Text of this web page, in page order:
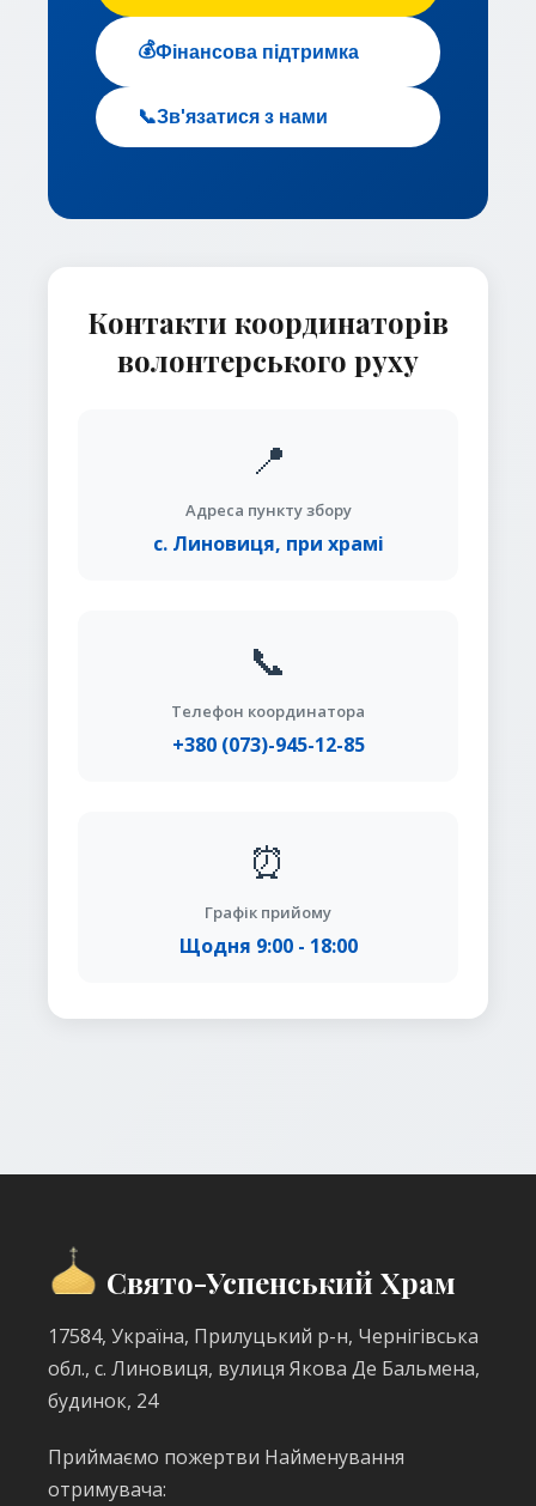
💰Фінансова підтримка
📞Зв'язатися з нами
Контакти координаторів
волонтерського руху
📍
Адреса пункту збору
с. Линовиця, при храмі
📞
Телефон координатора
+380 (073)-945-12-85
⏰
Графік прийому
Щодня 9:00 - 18:00
Свято-Успенський Храм
17584, Україна, Прилуцький р-н, Чернігівська
обл., с. Линовиця, вулиця Якова Де Бальмена,
будинок, 24
Приймаємо пожертви Найменування
отримувача: